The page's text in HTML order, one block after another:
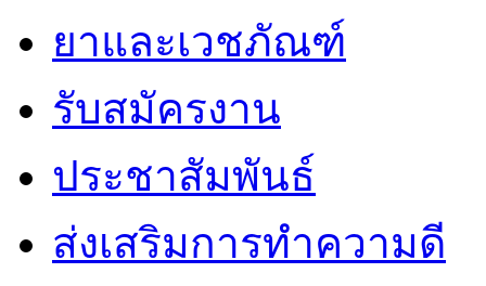
ยาและเวชภัณฑ์
รับสมัครงาน
ประชาสัมพันธ์
ส่งเสริมการทำความดี